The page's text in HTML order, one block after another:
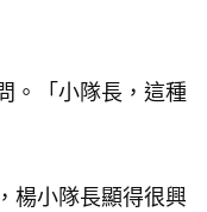
「小隊長，這種
小隊長顯得很興